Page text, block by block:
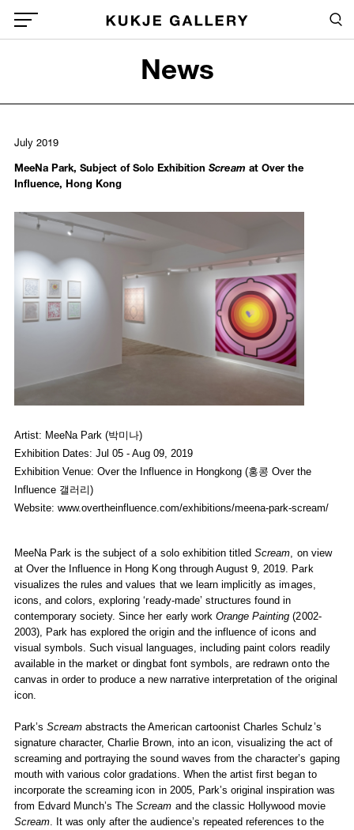
Skip to main content
Global Menu Open Button
News
July 2019
MeeNa Park, Subject of Solo Exhibition Scream at Over the
Influence, Hong Kong
890
/upload/news/825b4eb469136a357c082291bad3969e.jpg
MeeNa Park
July 05, 2019 - August 09, 2019
Installation view at Over the Influence, Hong Kong
MeeNa Park
July 05, 2019 - August 09, 2019
Installation view at Over the Influence, Hong Kong
Artist: MeeNa Park (박미나)
Exhibition Dates: Jul 05 - Aug 09, 2019
Exhibition Venue: Over the Influence in Hongkong (홍콩 Over the
Influence 갤러리)
Website: www.overtheinfluence.com/exhibitions/meena-park-scream/
MeeNa Park is the subject of a solo exhibition titledScream , on view
at Over the Influence in Hong Kong through August 9, 2019. Park
visualizes the rules and values that we learn implicitly as images,
icons, and colors, exploring ‘ready-made’ structures found in
contemporary society. Since her early work Orange Painting (2002-
2003), Park has explored the origin and the influence of icons and
visual symbols. Such visual languages, including paint colors readily
available in the market or dingbat font symbols, are redrawn onto the
canvas in order to produce a new narrative interpretation of the original
icon.
Park’s Screamabstracts the American cartoonist Charles Schulz’s
signature character, Charlie Brown, into an icon, visualizing the act of
screaming and portraying the sound waves from the character’s gaping
mouth with various color gradations. When the artist first began to
incorporate the screaming icon in 2005, Park’s original inspiration was
from Edvard Munch’s TheScream and the classic Hollywood movie
Scream. It was only after the audience’s repeated references to the